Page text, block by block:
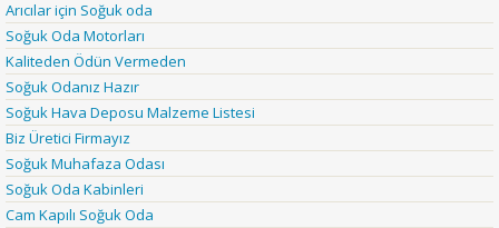
Arıcılar için Soğuk oda
Soğuk Oda Motorları
Kaliteden Ödün Vermeden
Soğuk Odanız Hazır
Soğuk Hava Deposu Malzeme Listesi
Biz Üretici Firmayız
Soğuk Muhafaza Odası
Soğuk Oda Kabinleri
Cam Kapılı Soğuk Oda